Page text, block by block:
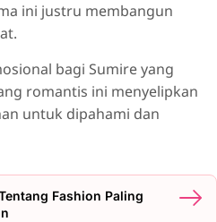
ini justru membangun
bagi Sumire yang
romantis ini menyelipkan
untuk dipahami dan
Fashion Paling